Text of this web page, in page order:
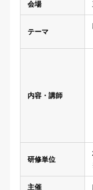
会場
テーマ
内容・講師
研修単位
主催